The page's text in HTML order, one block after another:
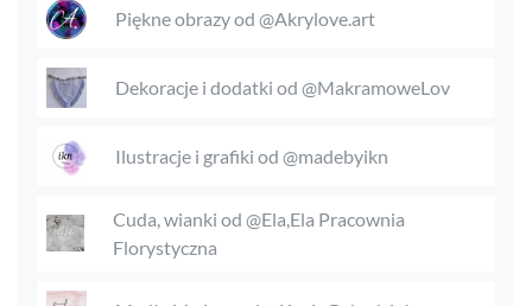
Piękne obrazy od @Akrylove.art
Dekoracje i dodatki od @MakramoweLov
Ilustracje i grafiki od @madebyikn
Cuda, wianki od @Ela,Ela Pracownia
Florystyczna